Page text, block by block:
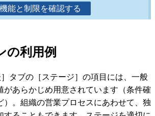
能と制限を確認する
の利用例
タブの［ステージ］の項目には、一般
があらかじめ用意されています（条件確
）。組織の営業プロセスにあわせて、独